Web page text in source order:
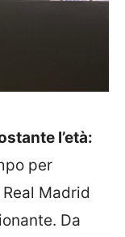
l’età:
per
Madrid
Da